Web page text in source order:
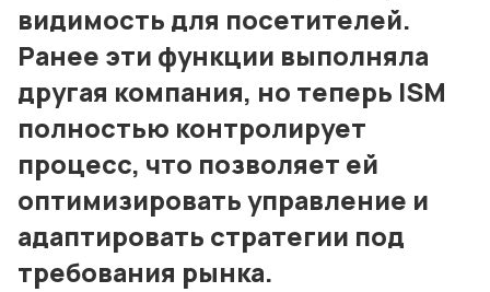
видимость для посетителей.
Ранее эти функции выполняла
другая компания, но теперь ISM
полностью контролирует
процесс, что позволяет ей
оптимизировать управление и
адаптировать стратегии под
требования рынка.